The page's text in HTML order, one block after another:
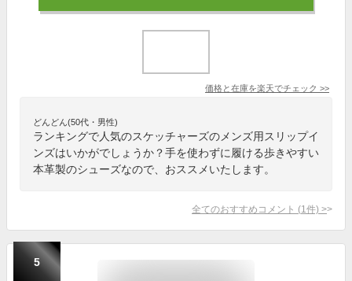
価格と在庫を楽天でチェック >>
どんどん(50代・男性)
ランキングで人気のスケッチャーズのメンズ用スリップイ
ンズはいかがでしょうか？手を使わずに履ける歩きやすい
本革製のシューズなので、おススメいたします。
全てのおすすめコメント (1 件) >
5